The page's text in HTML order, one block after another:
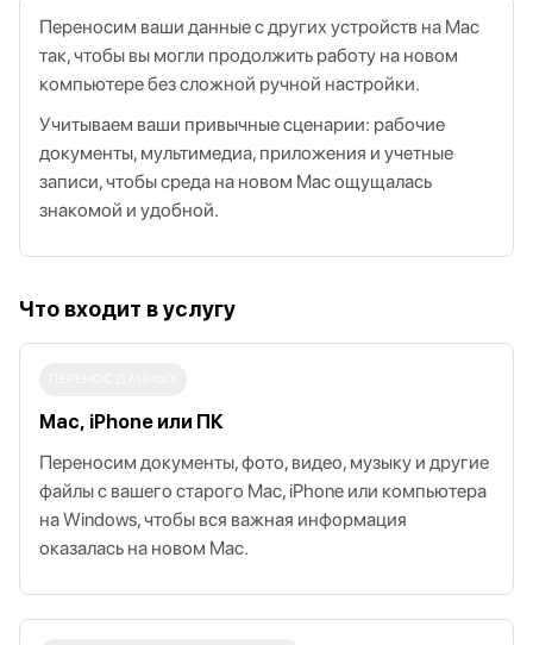
Переносим ваши данные с других устройств на Mac
так, чтобы вы могли продолжить работу на новом
компьютере без сложной ручной настройки.
Учитываем ваши привычные сценарии: рабочие
документы, мультимедиа, приложения и учетные
записи, чтобы среда на новом Mac ощущалась
знакомой и удобной.
Что входит в услугу
Mac, iPhone или ПК
Переносим документы, фото, видео, музыку и другие
файлы с вашего старого Mac, iPhone или компьютера
на Windows, чтобы вся важная информация
оказалась на новом Mac.